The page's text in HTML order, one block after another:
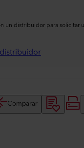
un distribuidor para solicitar
Comparar